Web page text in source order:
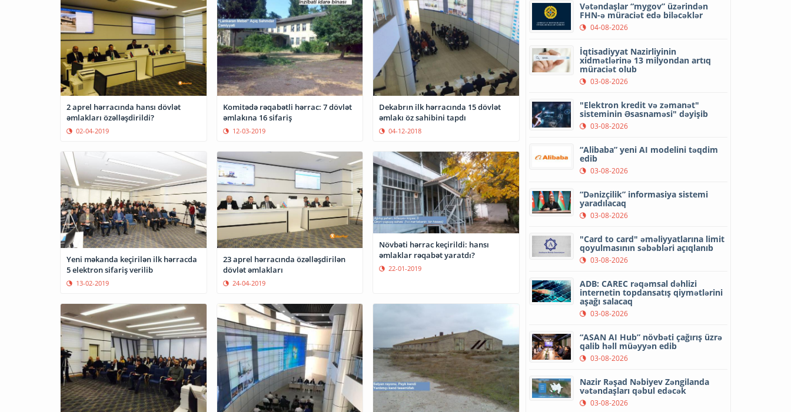
2 aprel hərracında hansı dövlət
əmlakları özəlləşdirildi?
02-04-2019
Komitədə rəqabətli hərrac: 7 dövlət
əmlakına 16 sifariş
12-03-2019
Dekabrın ilk hərracında 15 dövlət
əmlakı öz sahibini tapdı
04-12-2018
Yeni məkanda keçirilən ilk hərracda
5 elektron sifariş verilib
13-02-2019
23 aprel hərracında özəlləşdirilən
dövlət əmlakları
24-04-2019
Növbəti hərrac keçirildi: hansı
əmlaklar rəqabət yaratdı?
22-01-2019
Vətəndaşlar “mygov” üzərindən
FHN-ə müraciət edə biləcəklər
04-08-2026
İqtisadiyyat Nazirliyinin
xidmətlərinə 13 milyondan artıq
müraciət olub
03-08-2026
"Elektron kredit və zəmanət"
sisteminin Əsasnaməsi" dəyişib
03-08-2026
“Alibaba” yeni AI modelini təqdim
edib
03-08-2026
“Dənizçilik” informasiya sistemi
yaradılacaq
03-08-2026
"Card to card" əməliyyatlarına limit
qoyulmasının səbəbləri açıqlanıb
03-08-2026
ADB: CAREC rəqəmsal dəhlizi
internetin topdansatış qiymətlərini
aşağı salacaq
03-08-2026
“ASAN AI Hub” növbəti çağırış üzrə
qalib həll müəyyən edib
03-08-2026
Nazir Rəşad Nəbiyev Zəngilanda
vətəndaşları qəbul edəcək
03-08-2026